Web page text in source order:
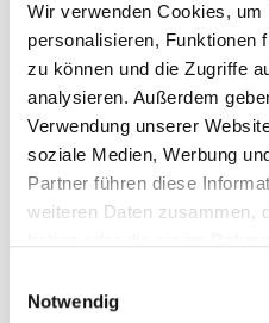
Wir verwenden Cookies, um
personalisieren, Funktionen
zu können und die Zugriffe
analysieren. Außerdem
Verwendung unserer
soziale Medien, Werbung
Partner führen diese
weiteren Daten zusammen,
Notwendig
6780 Schruns
UID-Nr.: ATU64437719
Firmenbuch: LG Feldkirch
Steuernummer: Feldkirch
Bank: BTVAAT22 - AT 75
Skischule Silvretta
GmbH
UID-Nr.: ATU68451855